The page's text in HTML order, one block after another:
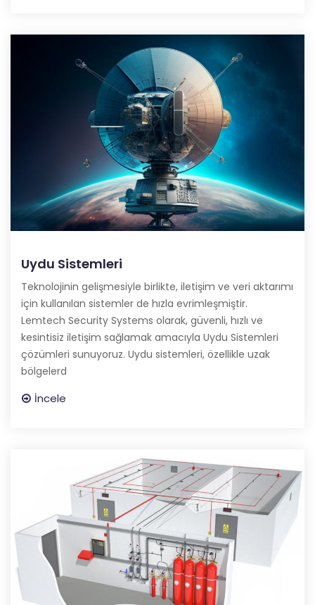
Uydu Sistemleri
Teknolojinin gelişmesiyle birlikte, iletişim ve veri aktarımı
için kullanılan sistemler de hızla evrimleşmiştir.
Lemtech Security Systems olarak, güvenli, hızlı ve
kesintisiz iletişim sağlamak amacıyla Uydu Sistemleri
çözümleri sunuyoruz. Uydu sistemleri, özellikle uzak
bölgelerd
İncele